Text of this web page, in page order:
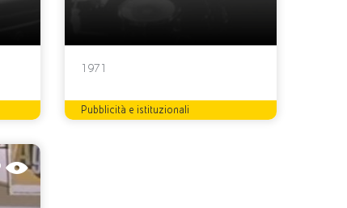
1971
Pubblicità e istituzionali